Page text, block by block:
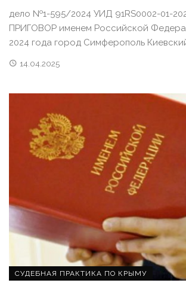
дело №1-595/2024 УИД 91RS0002-01-
ПРИГОВОР именем Российской
2024 года город Симферополь Киевский
14.04.2025
СУДЕБНАЯ ПРАКТИКА ПО КРЫМУ